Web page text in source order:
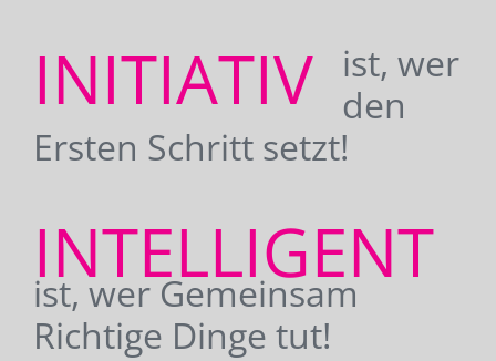
INITIATIV
ist, wer
den
Ersten Schritt setzt!
INTELLIGENT
ist, wer Gemeinsam
Richtige Dinge tut!